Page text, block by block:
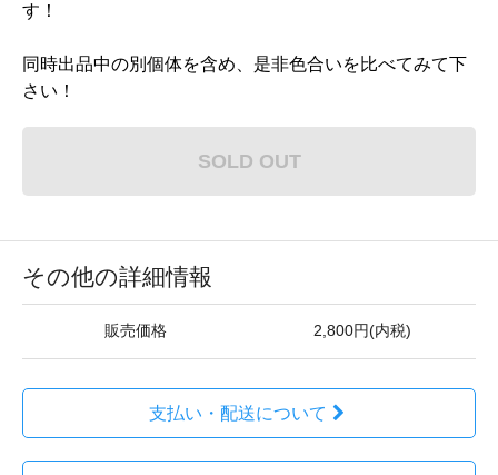
す！
同時出品中の別個体を含め、是非色合いを比べてみて下
さい！
SOLD OUT
その他の詳細情報
販売価格 2,800円(内税)
支払い・配送について